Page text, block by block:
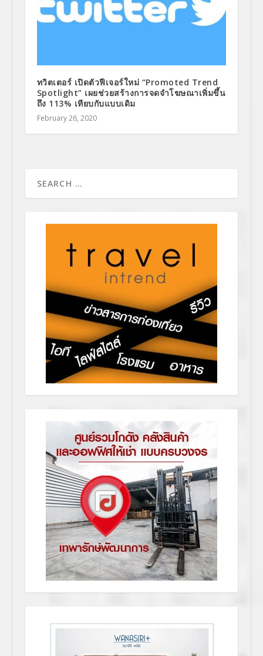
ทวิตเตอร์ เปิดตัวฟีเจอร์ใหม่ “Promoted Trend
Spotlight” เผยช่วยสร้างการจดจำโฆษณาเพิ่มขึ้น
ถึง 113% เทียบกับแบบเดิม
February 26, 2020